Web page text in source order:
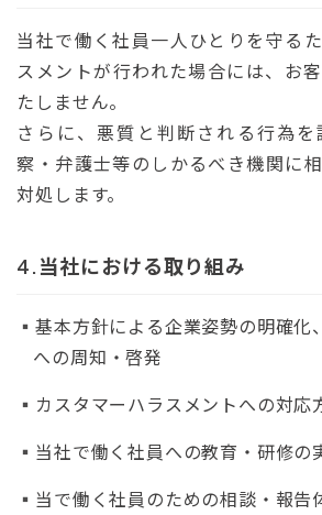
当社で働く社員一人ひとりを守る
スメントが行われた場合には、お
たしません。
さらに、悪質と判断される行為
察・弁護士等のしかるべき機関に
対処します。
当社における取り組み
基本方針による企業姿勢の明確化
への周知・啓発
カスタマーハラスメントへの対応
当社で働く社員への教育・研修の
当で働く社員のための相談・報告